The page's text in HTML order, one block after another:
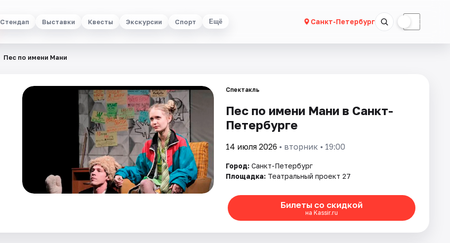
Стендап Выставки Квесты Экскурсии Спорт Ещё Санкт-Петербург ☾
Пес по имени Мани
Спектакль
Пес по имени Мани в Санкт-
Петербурге
14 июля 2026 • вторник • 19:00
Город: Санкт-Петербург
Площадка: Театральный проект 27
Билеты со скидкой
на Kassir.ru